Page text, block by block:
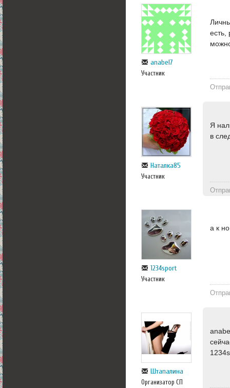
anabel7
Участник
есть,
Наталка85
Участник
Я
в
1234sport
Участник
а к
Штапалина
Организатор СП